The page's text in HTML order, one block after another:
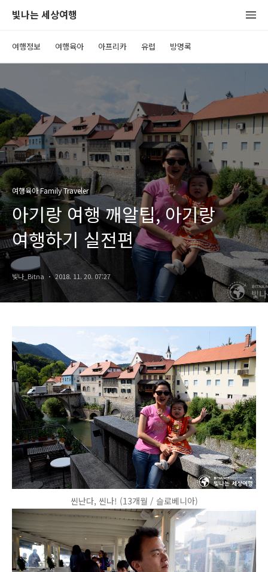
빛나는 세상여행
여행정보 여행육아 아프리카 유럽 방명록
여행육아 Family Traveler
아기랑 여행 깨알팁, 아기랑
여행하기 실전편
빛나_Bitna 2018. 11. 20. 07:27
씬난다, 씬나! (13개월 / 슬로베니아)